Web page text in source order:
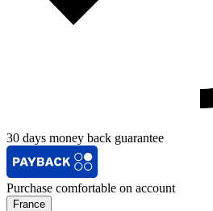
30 days money back guarantee
Purchase comfortable on account
France